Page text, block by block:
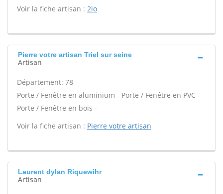
Voir la fiche artisan : 2io
Pierre votre artisan Triel sur seine
Artisan
Département: 78
Porte / Fenêtre en aluminium - Porte / Fenêtre en PVC -
Porte / Fenêtre en bois -
Voir la fiche artisan : Pierre votre artisan
Laurent dylan Riquewihr
Artisan